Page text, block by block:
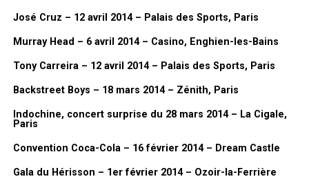
José Cruz – 12 avril 2014 – Palais des Sports, Paris
Murray Head – 6 avril 2014 – Casino, Enghien-les-Bains
Tony Carreira – 12 avril 2014 – Palais des Sports, Paris
Backstreet Boys – 18 mars 2014 – Zénith, Paris
Indochine, concert surprise du 28 mars 2014 – La Cigale,
Paris
Convention Coca-Cola – 16 février 2014 – Dream Castle
Gala du Hérisson – 1er février 2014 – Ozoir-la-Ferrière